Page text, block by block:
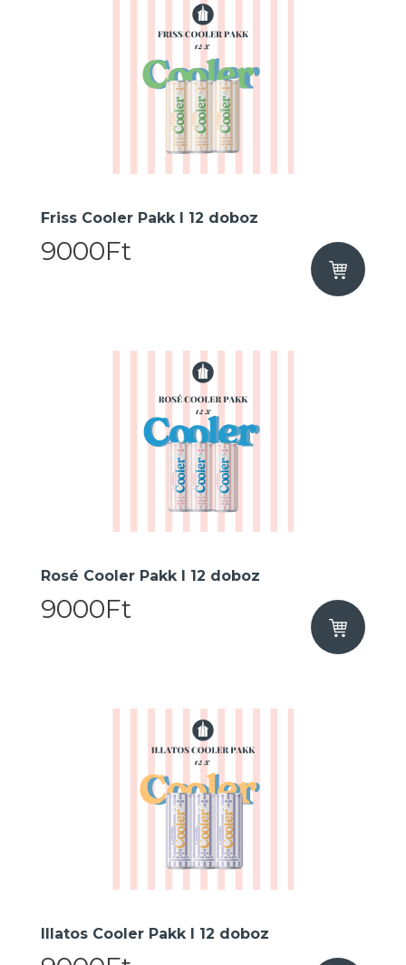
Friss Cooler Pakk I 12 doboz
9000Ft
Rosé Cooler Pakk I 12 doboz
9000Ft
Illatos Cooler Pakk I 12 doboz